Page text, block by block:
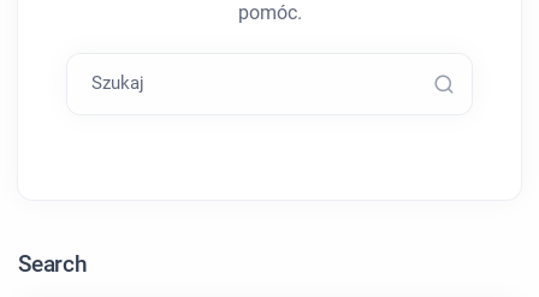
pomóc.
Szukaj
Search